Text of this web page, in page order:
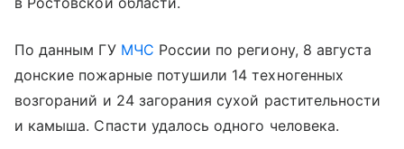
По данным ГУ МЧС России по региону, 8 августа
донские пожарные потушили 14 техногенных
возгораний и 24 загорания сухой растительности
и камыша. Спасти удалось одного человека.